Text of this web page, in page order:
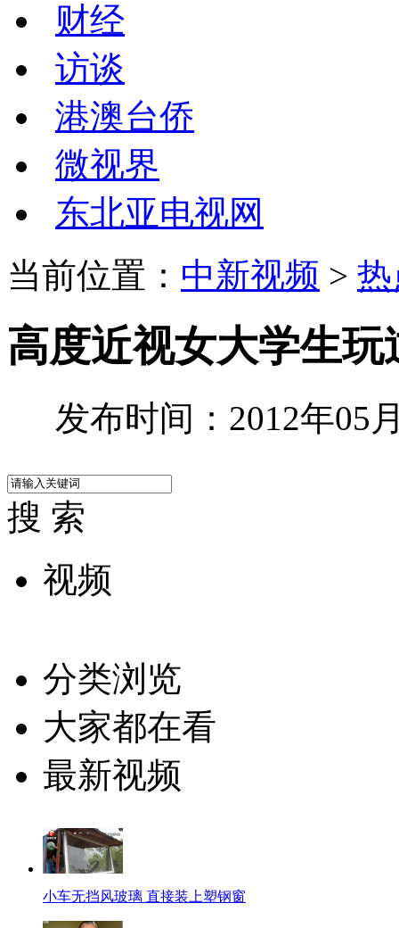
财经
访谈
港澳台侨
微视界
东北亚电视网
当前位置： 中新视频 >
高度近视女大学生
发布时间：2012年05
搜 索
视频
分类浏览
大家都在看
最新视频
小车无挡风玻璃 直接装上塑钢窗